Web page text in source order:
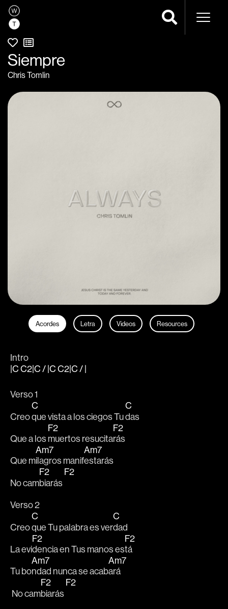
Siempre
Chris Tomlin
Acordes Letra Videos Resources
Intro
|C C2|C / |C C2|C / |
Verso 1
Creo
C
que vista a los ciegos Tu
C
das
Que a los
F2
muertos resucita
F2
rás
Que m
Am7
ilagros manif
Am7
estarás
No cam
F2
biarás
F2
Verso 2
Creo
C
que Tu palabra es ver
C
dad
La evi
F2
dencia en Tus manos es
F2
tá
Tu bo
Am7
ndad nunca se acab
Am7
ará
No cam
F2
biarás
F2